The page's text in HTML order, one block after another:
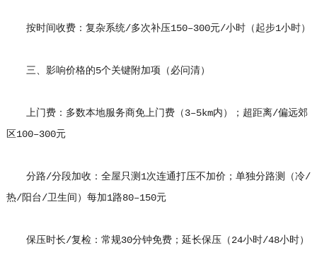
按时间收费：复杂系统/多次补压150–300元/小时（起步1小时）
三、影响价格的5个关键附加项（必问清）
上门费：多数本地服务商免上门费（3–5km内）；超距离/偏远郊
区100–300元
分路/分段加收：全屋只测1次连通打压不加价；单独分路测（冷/
热/阳台/卫生间）每加1路80–150元
保压时长/复检：常规30分钟免费；延长保压（24小时/48小时）